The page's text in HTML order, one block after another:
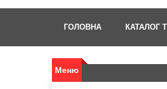
ГОЛОВНА КАТАЛОГ